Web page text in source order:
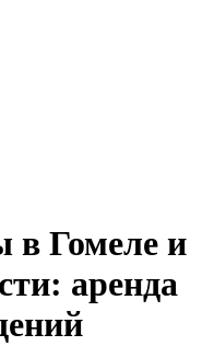
в Гомеле и
аренда